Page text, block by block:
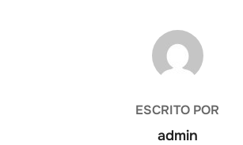
AUTOR DE LA ENTRADA
ESCRITO POR
admin